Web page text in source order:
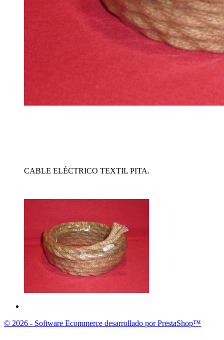
CABLE ELÉCTRICO TEXTIL PITA.
© 2026 - Software Ecommerce desarrollado por PrestaShop™